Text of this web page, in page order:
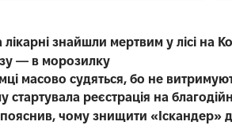
лікарні знайшли мертвим у лісі на
— в морозилку
масово судяться, бо не
стартувала реєстрація на
пояснив, чому знищити